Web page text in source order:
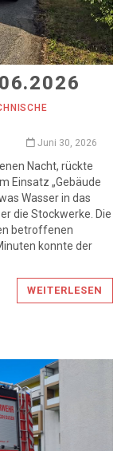
Juni 30, 2026
Nacht, rückte
Einsatz „Gebäude
Wasser in das
die Stockwerke. Die
betroffenen
konnte der
WEITERLESEN